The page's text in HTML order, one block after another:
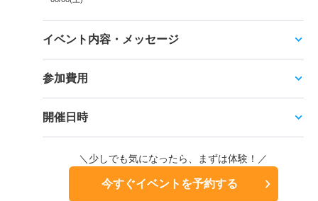
イベント内容・メッセージ
参加費用
開催日時
＼少しでも気になったら、まずは体験！／
今すぐイベントを予約する